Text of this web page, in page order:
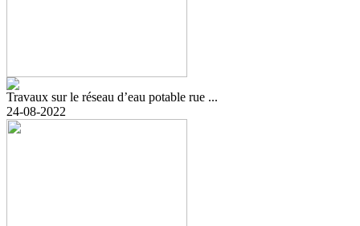
Travaux sur le réseau d’eau potable rue ...
24-08-2022